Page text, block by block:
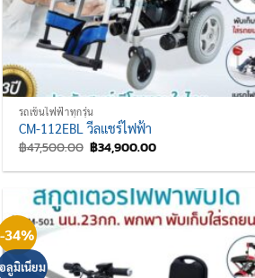
รถเข็นไฟฟ้าทุกรุ่น
CM-112EBL วีลแชร์ไฟฟ้า
฿47,500.00 Original
price
was:
฿47,500.00.
฿34,900.00Current
is:
฿34,900.00.
-34%
อลูมิเนียม